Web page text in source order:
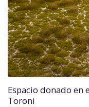
Espacio donado en
Toroni